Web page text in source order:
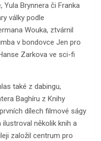
Yula Brynnera či Franka
války podle
Wouka, ztvárnil
v bondovce Jen pro
Zarkova ve sci-fi
také z dabingu,
Baghíru z Knihy
dílech filmové ságy
ilustroval několik knih a
založil centrum pro